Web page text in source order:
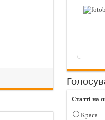
Статті на
Краса